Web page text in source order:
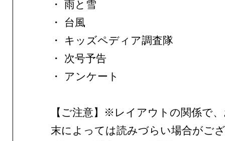
・ 雨と雪
・ 台風
・ キッズペディア調査隊
・ 次号予告
・ アンケート
【ご注意】※レイアウトの関係で
末によっては読みづらい場合がご